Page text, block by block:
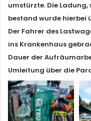
umstürzte. Die Ladung,
bestand wurde hierbei
Der Fahrer des
ins Krankenhaus
Dauer der
Umleitung über die